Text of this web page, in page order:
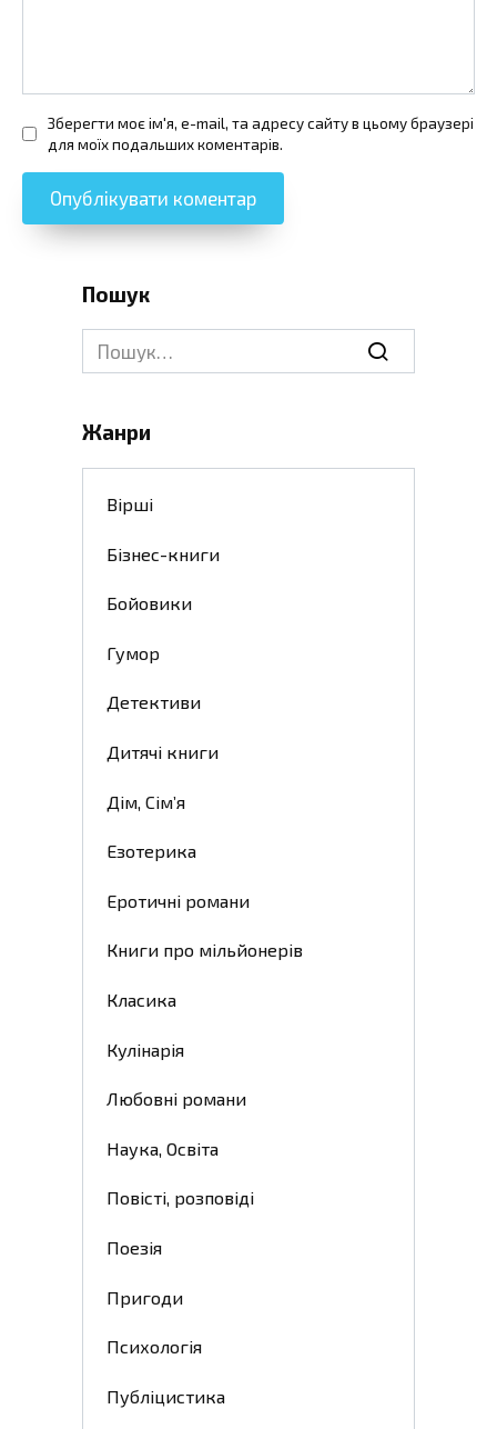
Зберегти моє ім'я, e-mail, та адресу сайту в цьому браузері
для моїх подальших коментарів.
Пошук
Search
for:
Жанри
Вірші
Бізнес-книги
Бойовики
Гумор
Детективи
Дитячі книги
Дім, Сім’я
Езотерика
Еротичні романи
Книги про мільйонерів
Класика
Кулінарія
Любовні романи
Наука, Освіта
Повісті, розповіді
Поезія
Пригоди
Психологія
Публіцистика